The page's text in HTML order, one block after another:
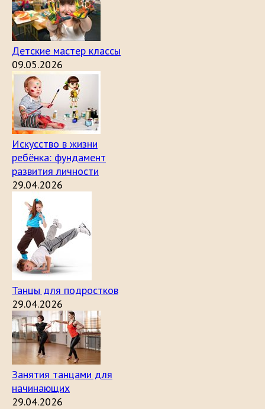
Детские мастер классы
09.05.2026
Искусство в жизни
ребёнка: фундамент
развития личности
29.04.2026
Танцы для подростков
29.04.2026
Занятия танцами для
начинающих
29.04.2026